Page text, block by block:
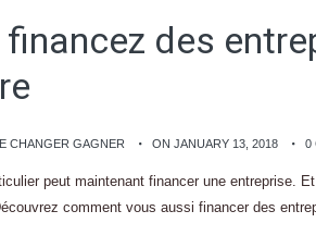
des
CHANGER GAGNER ON JANUARY 13, 2018 0
peut maintenant financer une entreprise.
comment vous aussi financer des